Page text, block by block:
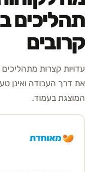
תהליכים
קרובים
עדויות קצרות
את דרך העבודה ואינן
המוצגת בעמוד.